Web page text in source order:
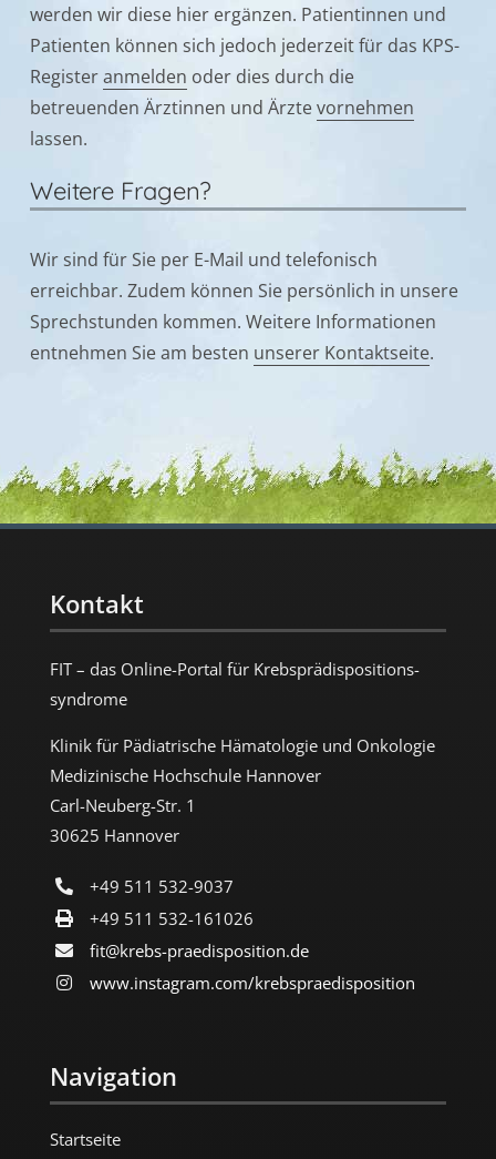
werden wir diese hier ergänzen. Patientinnen und
Patienten können sich jedoch jederzeit für das KPS-
Registeranmelden oder dies durch die
betreuenden Ärztinnen und Ärztevornehmen
lassen.
Weitere Fragen?
Wir sind für Sie per E-Mail und telefonisch
erreichbar. Zudem können Sie persönlich in unsere
Sprechstunden kommen. Weitere Informationen
entnehmen Sie am besten unserer Kontaktseite.
Kontakt
FIT – das Online-Portal für Krebs­prädispositions­
syndrome
Klinik für Pädiatrische Hämatologie und Onkologie
Medizinische Hochschule Hannover
Carl-Neuberg-Str. 1
30625 Hannover
+49 511 532-9037
+49 511 532-161026
fit@krebs-praedisposition.de
www.instagram.com/​krebspraedisposition
Navigation
Startseite